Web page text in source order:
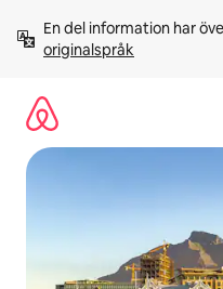
innehåll
En del information har
originalspråk